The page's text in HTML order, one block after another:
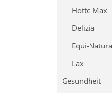
Hotte Max
Delizia
Equi-Natura
Lax
Gesundheit